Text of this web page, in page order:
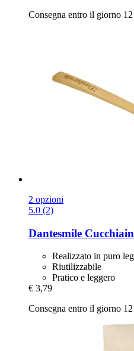
Consegna entro il giorno 12
2 opzioni
5.0 (2)
Dantesmile
Realizzato in puro
Riutilizzabile
Pratico e leggero
€ 3,79
Consegna entro il giorno 12